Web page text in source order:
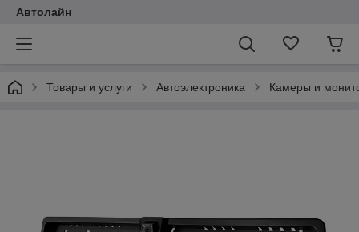
Автолайн
Товары и услуги Автоэлектроника Камеры и